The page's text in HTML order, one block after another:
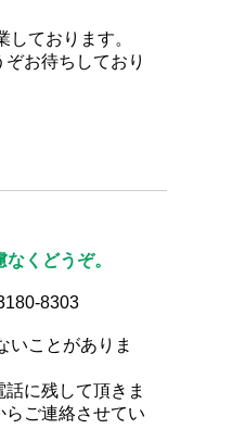
ております。
お待ちしており
くどうぞ。
8303
いことがありま
に残して頂きま
らご連絡させてい